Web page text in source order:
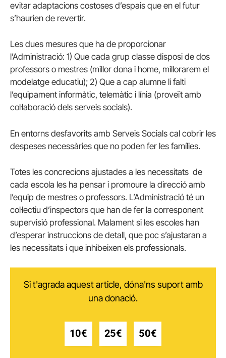
evitar adaptacions costoses d’espais que en el futur
s’haurien de revertir.
Les dues mesures que ha de proporcionar
l’Administració: 1) Que cada grup classe disposi de dos
professors o mestres (millor dona i home, millorarem el
modelatge educatiu); 2) Que a cap alumne li falti
l’equipament informàtic, telemàtic i línia (proveït amb
col·laboració dels serveis socials).
En entorns desfavorits amb Serveis Socials cal cobrir les
despeses necessàries que no poden fer les famílies.
Totes les concrecions ajustades a les necessitats de
cada escola les ha pensar i promoure la direcció amb
l’equip de mestres o professors. L’Administració té un
col·lectiu d’inspectors que han de fer la corresponent
supervisió professional. Malament si les escoles han
d’esperar instruccions de detall, que poc s’ajustaran a
les necessitats i que inhibeixen els professionals.
Si t'agrada aquest article, dóna'ns suport amb
una donació.
10€ 25€ 50€